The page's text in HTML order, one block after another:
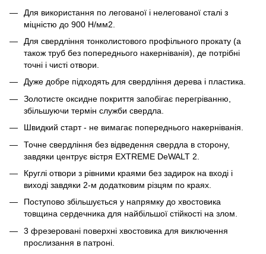
Для використання по легованої і нелегованої сталі з
міцністю до 900 Н/мм2.
Для свердління тонколистового профільного прокату (а
також труб без попереднього накерніванія), де потрібні
точні і чисті отвори.
Дуже добре підходять для свердління дерева і пластика.
Золотисте оксидне покриття запобігає перегріванню,
збільшуючи термін служби свердла.
Швидкий старт - не вимагає попереднього накерніванія.
Точне свердління без відведення свердла в сторону,
завдяки центрує вістря EXTREME DeWALT 2.
Круглі отвори з рівними краями без задирок на вході і
виході завдяки 2-м додатковим різцям по краях.
Поступово збільшується у напрямку до хвостовика
товщина сердечника для найбільшої стійкості на злом.
3 фрезеровані поверхні хвостовика для виключення
прослизання в патроні.